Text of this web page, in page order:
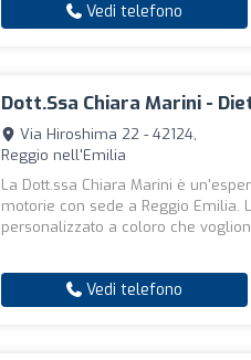
Vedi telefono
Dott.Ssa Chiara Marini -
Via Hiroshima 22 - 42124,
Reggio nell'Emilia
La Dott.ssa Chiara Marini è
motorie con sede a Reggio Emilia.
personalizzato a coloro che
Vedi telefono